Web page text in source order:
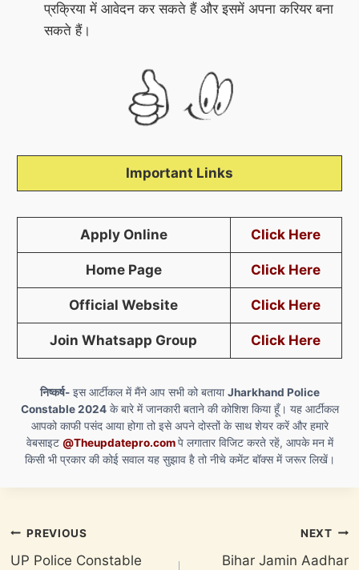
प्रक्रिया में आवेदन कर सकते हैं और इसमें अपना करियर बना
सकते हैं।
Important Links
Apply Online Click Here
Home Page Click Here
Official Website Click Here
Join Whatsapp Group Click Here
निष्कर्ष-इस आर्टीकल में मैंने आप सभी को बतायाJharkhand Police
Constable 2024के बारे में जानकारी बताने की कोशिश किया हूँ। यह आर्टीकल
आपको काफी पसंद आया होगा तो इसे अपने दोस्तों के साथ शेयर करें और हमारे
वेबसाइट @Theupdatepro.com पे लगातार विजिट करते रहें, आपके मन में
किसी भी प्रकार की कोई सवाल यह सुझाव है तो नीचे कमेंट बॉक्स में जरूर लिखें।
Post
navigation
PREVIOUS
UP Police Constable
NEXT
Bihar Jamin Aadhar